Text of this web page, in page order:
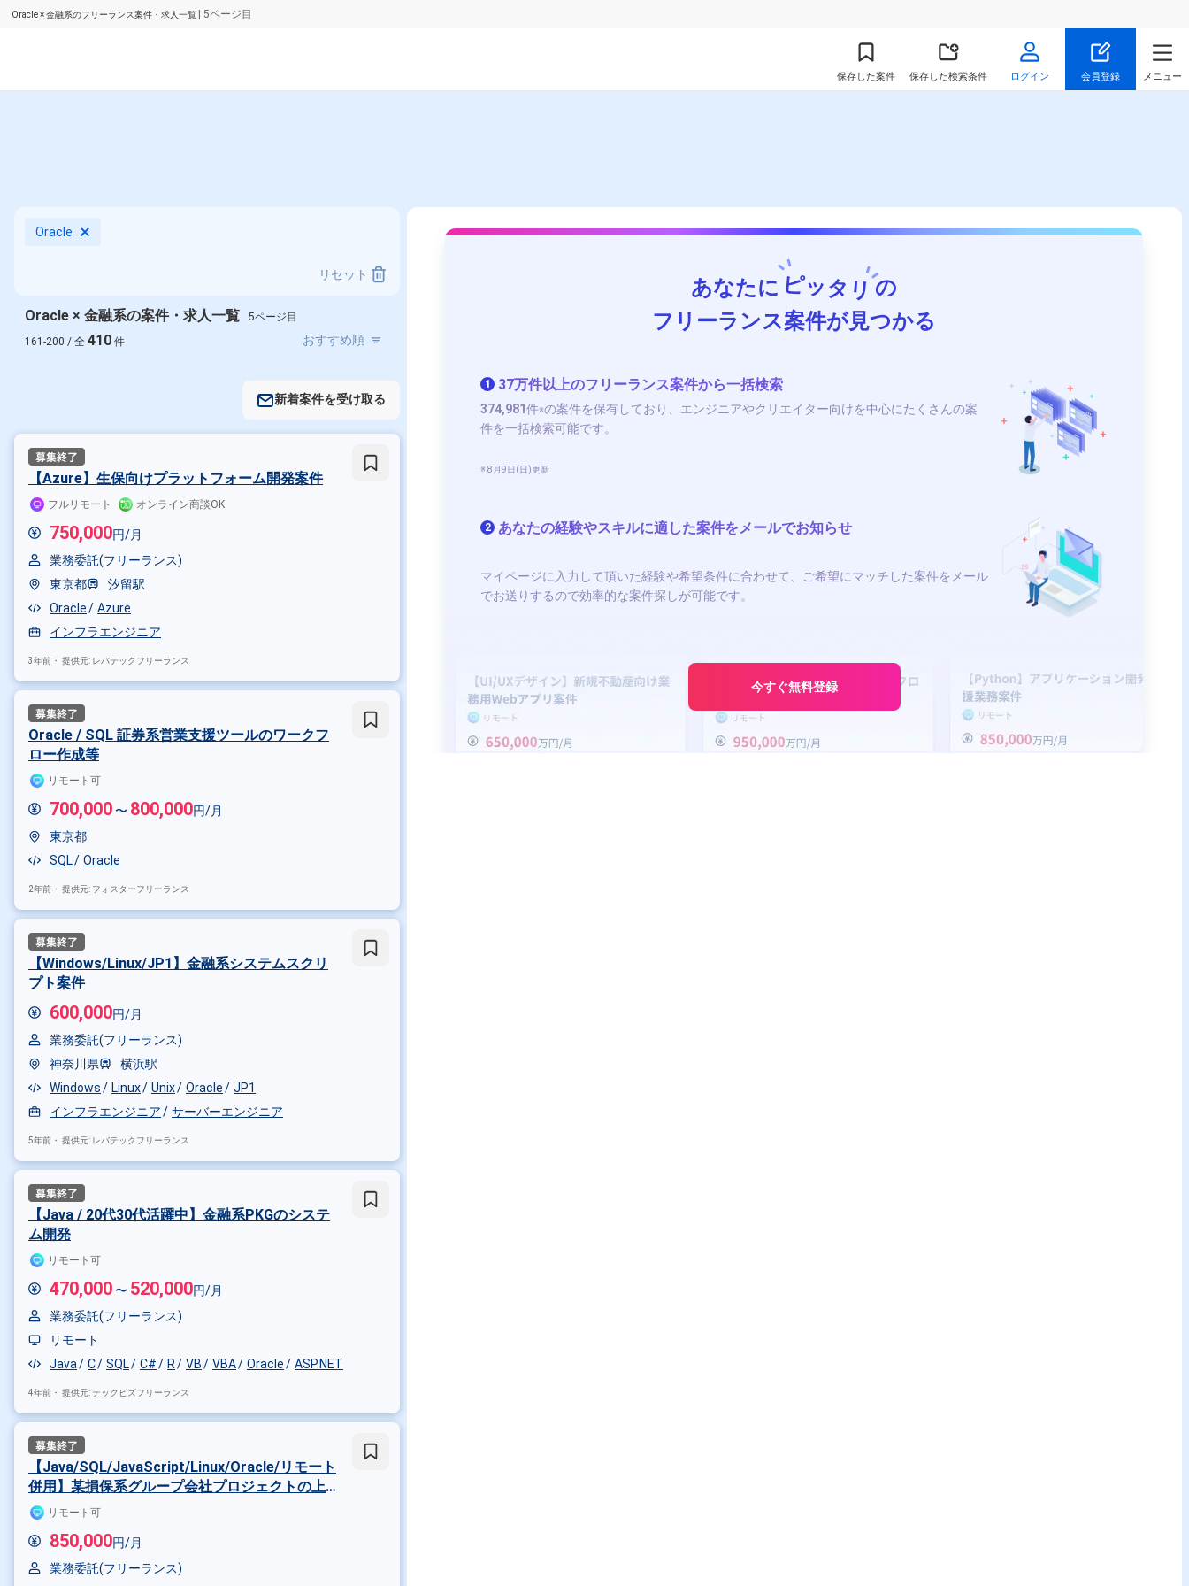
Oracle × 金融系のフリーランス案件・求人一覧 | 5ページ目
保存した案件 保存した検索条件 ログイン 会員登録 メニュー
Oracle
リセット
Oracle × 金融系の案件・求人一覧
5ページ目
161-200 / 全 410 件
新着案件を受け取る
【Azure】生保向けプラットフォーム開発案件
フルリモート オンライン商談OK
750,000円/月
業務委託(フリーランス)
東京都
汐留駅
Oracle
Azure
インフラエンジニア
3年前・ 提供元: レバテックフリーランス
Oracle / SQL 証券系営業支援ツールのワークフ
ロー作成等
リモート可
700,000 〜 800,000円/月
東京都
SQL
Oracle
2年前・ 提供元: フォスターフリーランス
【Windows/Linux/JP1】金融系システムスクリ
プト案件
600,000円/月
業務委託(フリーランス)
神奈川県
横浜駅
Windows
Linux Unix Oracle
JP1
インフラエンジニア
サーバーエンジニア
5年前・ 提供元: レバテックフリーランス
【Java / 20代30代活躍中】金融系PKGのシステ
ム開発
リモート可
470,000 〜 520,000円/月
業務委託(フリーランス)
リモート
Java
C SQL C# R VB VBA Oracle ASP.NET
4年前・ 提供元: テックビズフリーランス
【Java/SQL/JavaScript/Linux/Oracle/リモート
併用】某損保系グループ会社プロジェクトの上
級SE募集の案件・求人
リモート可
850,000円/月
業務委託(フリーランス)
あなたに ピッタリの
フリーランス案件が見つかる
1 37万件以上のフリーランス案件から一括検索
374,981件※の案件を保有しており、エンジニアやクリエイター向けを中心にたくさんの案
件を一括検索可能です。
※ 8月9日(日)更新
2 あなたの経験やスキルに適した案件をメールでお知らせ
マイページに入力して頂いた経験や希望条件に合わせて、ご希望にマッチした案件をメール
でお送りするので効率的な案件探しが可能です。
今すぐ無料登録